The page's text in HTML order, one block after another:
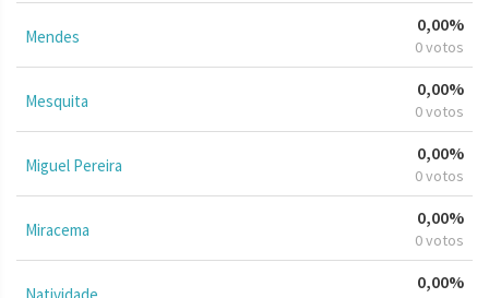
Mendes
0,00%
0 votos
Mesquita
0,00%
0 votos
Miguel Pereira
0,00%
0 votos
Miracema
0,00%
0 votos
0,00%